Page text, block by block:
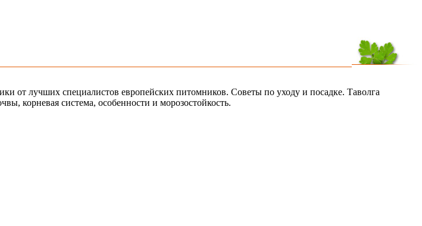
от лучших специалистов европейских питомников. Советы по уходу и посадке. Таволга
корневая система, особенности и морозостойкость.